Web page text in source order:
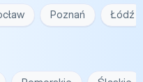
Poznań Łódź